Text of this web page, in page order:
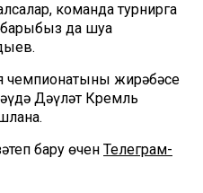
команда турнирга
да шуңа
чемпионатының жирәбәсе
Дәүләт Кремль
бару өчен Телеграм-